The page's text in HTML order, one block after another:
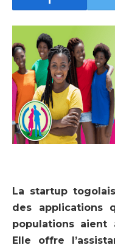
La startup
des applications
populations aient
Elle offre